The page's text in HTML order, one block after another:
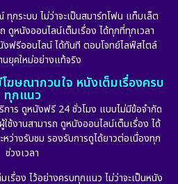
ระบบ ไม่ว่าจะเป็นสมาร์ทโฟน แท็บเล็ต
ดูหนังออนไลน์เต็มเรื่อง ได้ทุกที่ทุกเวลา
งฟรีออนไลน์ ได้ทันที ตอบโจทย์ไลฟ์สไตล์
นยุคใหม่อย่างแท้จริง
ฆษณากวนใจ หนังเต็มเรื่องครบ
ทุกแนว
าร ดูหนังฟรี 24 ชั่วโมง แบบไม่มีข้อจำกัด
ช้งานสามารถ ดูหนังออนไลน์เต็มเรื่อง ได้
ว่างรับชม รองรับการดูได้ยาวต่อเนื่องทุก
ช่วงเวลา
รื่อง ไว้อย่างครบทุกแนว ไม่ว่าจะเป็นหนัง